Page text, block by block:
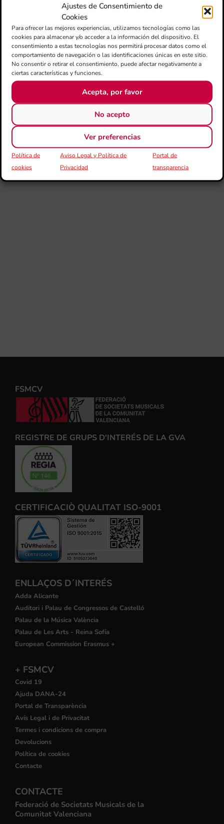
Ajustes de Consentimiento de
Cookies
Para ofrecer las mejores experiencias, utilizamos tecnologías como las
cookies para almacenar y/o acceder a la información del dispositivo. El
consentimiento a estas tecnologías nos permitirá procesar datos como el
comportamiento de navegación o las identificaciones únicas en este sitio.
No consentir o retirar el consentimiento, puede afectar negativamente a
ciertas características y funciones.
Acepta, por favor
No acepto
Ver preferencias
Política de
cookies
Aviso Legal y Política de
Privacidad
Portal de
transparencia
7. Entre Cassoles (pasdoble) d´Adrián Ronda Sampayo
SOCIETAT MUSICAL L’ARTÍSTICA MANISENSE
(Director: Pere Vicent Alama):
8. Gloria Ramírez de Rafael Talens Pelló
JOVE ORQUESTA SIMFÒNICA DE LA FSMCV (Director:
Cristóbal Soler Almudéver):
5. Sinfonía nº 7 Leningrado de Franz Schubert
¡Escolta aquest CD en Spotify!
FSMCV
REGISTRE DE GRUPS D'INTERÉS DE LA GVA
CERTIFICACIÒ QUALITAT ISO-9001
ENLLAÇOS D´INTERÉS
Adda Alicante
Auditori i Palau de Congressos de Castelló
Palau de la Música València
Palau de Les Arts - Reina Sofía
European Commission Erasmus +
+ FSMCV
Covid 19
Ajuda DANA-24
Portal de Transparència
Avís Legal i de Privacitat
Termes i condicions de compra
Devolucions
Política de cookies
Contacte
CONTACTE
Federació de Societats Musicals de la
Comunitat Valenciana